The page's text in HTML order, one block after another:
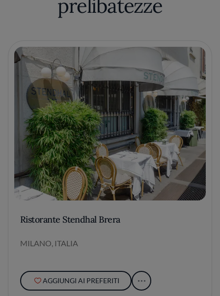
prelibatezze
Ristorante Stendhal Brera
MILANO, ITALIA
AGGIUNGI AI PREFERITI